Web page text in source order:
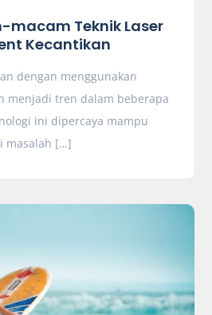
macam Teknik Laser
Kecantikan
dengan menggunakan
menjadi tren dalam beberapa
ini dipercaya mampu
masalah […]